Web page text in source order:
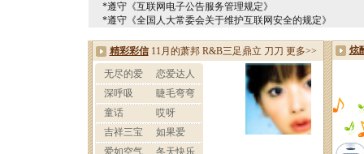
*遵守《互联网电子公告服务管理规定》
*遵守《全国人大常委会关于维护互联网安全的规定》